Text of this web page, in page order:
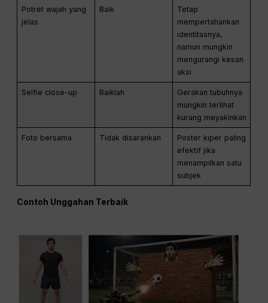
Potret wajah yang
jelas
Baik
Tetap
mempertahankan
identitasnya,
namun mungkin
mengurangi kesan
aksi
Selfie close-up Baiklah
Gerakan tubuhnya
mungkin terlihat
kurang meyakinkan
Foto bersama Tidak disarankan
Poster kiper paling
efektif jika
menampilkan satu
subjek
Contoh Unggahan Terbaik